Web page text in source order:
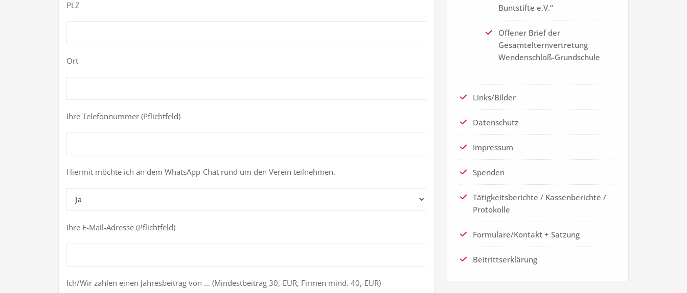
PLZ
Ort
Ihre Telefonnummer (Pflichtfeld)
Hiermit möchte ich an dem WhatsApp-Chat rund um den Verein teilnehmen.
Ihre E-Mail-Adresse (Pflichtfeld)
Ich/Wir zahlen einen Jahresbeitrag von ... (Mindestbeitrag 30,-EUR, Firmen mind. 40,-EUR)
Buntstifte e.V.“
Offener Brief der
Gesamtelternvertretung
Wendenschloß-Grundschule
Links/Bilder
Datenschutz
Impressum
Spenden
Tätigkeitsberichte / Kassenberichte /
Protokolle
Formulare/Kontakt + Satzung
Beitrittserklärung